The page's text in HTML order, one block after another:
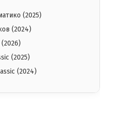
(2025)
(2024)
(2025)
(2024)